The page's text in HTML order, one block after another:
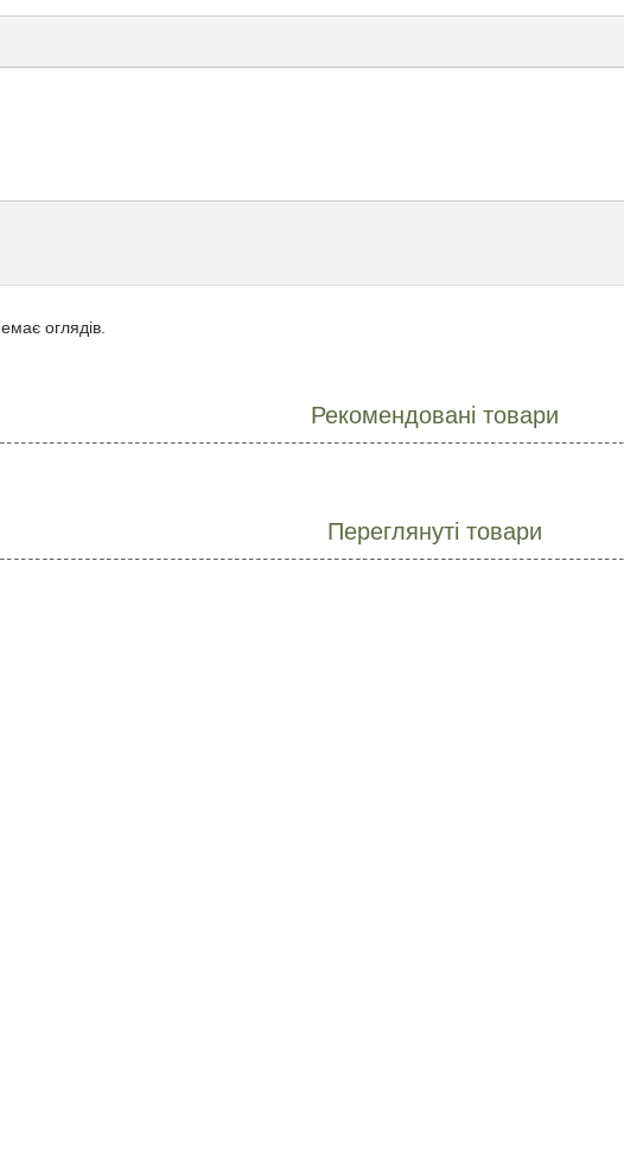
оглядів.
Рекомендовані товари
Переглянуті товари